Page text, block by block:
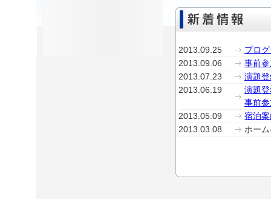
2013.09.25
プロ
2013.09.06
事前
2013.07.23
演題
2013.06.19
演題
事前
2013.05.09
宿泊
2013.03.08
ホー